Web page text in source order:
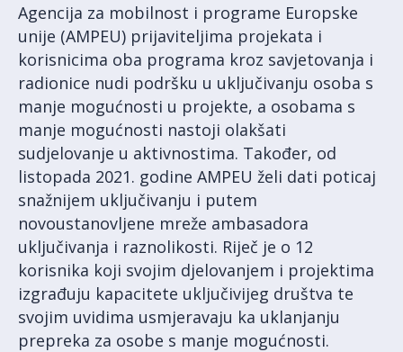
Agencija za mobilnost i programe Europske
unije (AMPEU) prijaviteljima projekata i
korisnicima oba programa kroz savjetovanja i
radionice nudi podršku u uključivanju osoba s
manje mogućnosti u projekte, a osobama s
manje mogućnosti nastoji olakšati
sudjelovanje u aktivnostima. Također, od
listopada 2021. godine AMPEU želi dati poticaj
snažnijem uključivanju i putem
novoustanovljene mreže ambasadora
uključivanja i raznolikosti. Riječ je o 12
korisnika koji svojim djelovanjem i projektima
izgrađuju kapacitete uključivijeg društva te
svojim uvidima usmjeravaju ka uklanjanju
prepreka za osobe s manje mogućnosti.